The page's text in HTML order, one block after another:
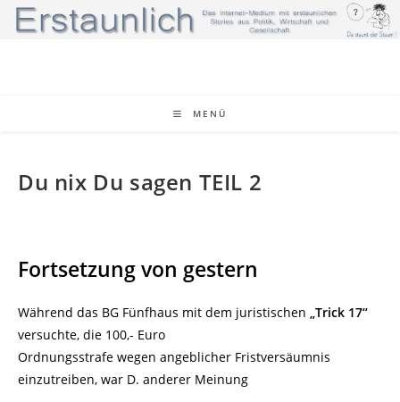
Zum
Inhalt
MENÜ
Du nix Du sagen TEIL 2
Fortsetzung von gestern
Während das BG Fünfhaus mit dem juristischen „Trick 17“
versuchte, die 100,- Euro
Ordnungsstrafe wegen angeblicher Fristversäumnis
einzutreiben, war D. anderer Meinung